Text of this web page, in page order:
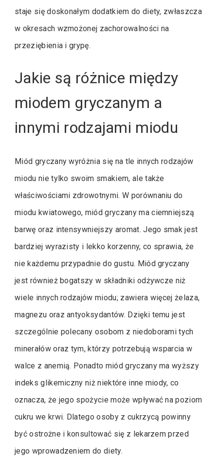
staje się doskonałym dodatkiem do diety, zwłaszcza
w okresach wzmożonej zachorowalności na
przeziębienia i grypę.
Jakie są różnice między
miodem gryczanym a
innymi rodzajami miodu
Miód gryczany wyróżnia się na tle innych rodzajów
miodu nie tylko swoim smakiem, ale także
właściwościami zdrowotnymi. W porównaniu do
miodu kwiatowego, miód gryczany ma ciemniejszą
barwę oraz intensywniejszy aromat. Jego smak jest
bardziej wyrazisty i lekko korzenny, co sprawia, że
nie każdemu przypadnie do gustu. Miód gryczany
jest również bogatszy w składniki odżywcze niż
wiele innych rodzajów miodu; zawiera więcej żelaza,
magnezu oraz antyoksydantów. Dzięki temu jest
szczególnie polecany osobom z niedoborami tych
minerałów oraz tym, którzy potrzebują wsparcia w
walce z anemią. Ponadto miód gryczany ma wyższy
indeks glikemiczny niż niektóre inne miody, co
oznacza, że jego spożycie może wpływać na poziom
cukru we krwi. Dlatego osoby z cukrzycą powinny
być ostrożne i konsultować się z lekarzem przed
jego wprowadzeniem do diety.